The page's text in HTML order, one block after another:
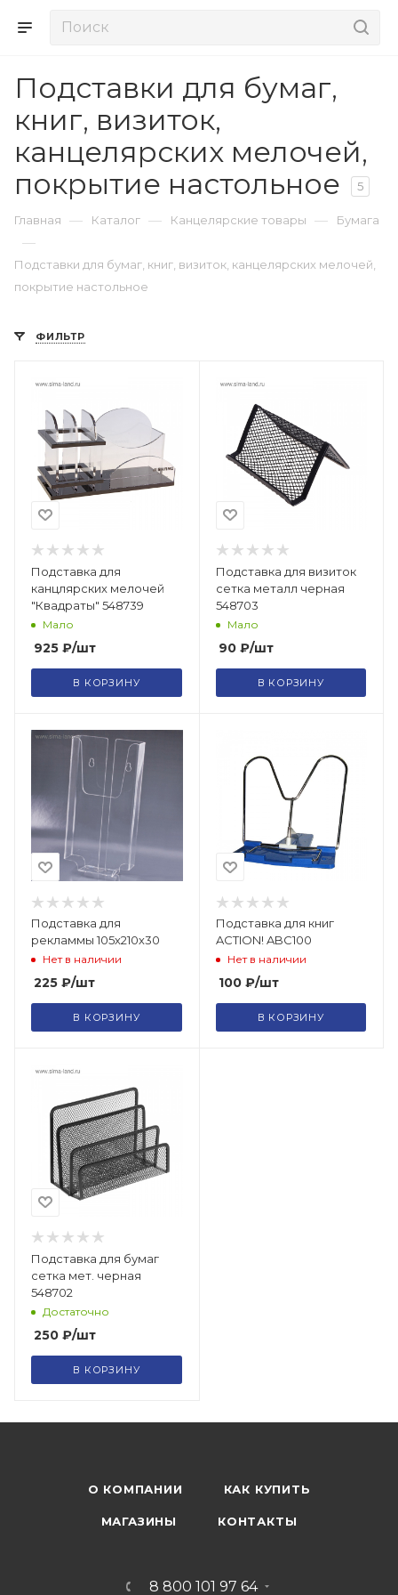
Подставки для бумаг,
книг, визиток,
канцелярских мелочей,
покрытие настольное
5
Главная — Каталог — Канцелярские товары — Бумага
—
Подставки для бумаг, книг, визиток, канцелярских мелочей,
покрытие настольное
ФИЛЬТР
Подставка для
канцлярских мелочей
"Квадраты" 548739
Мало
925 ₽/шт
В КОРЗИНУ
Подставка для визиток
сетка металл черная
548703
Мало
90₽/шт
В КОРЗИНУ
Подставка для
рекламмы 105х210х30
Нет в наличии
225 ₽/шт
В КОРЗИНУ
Подставка для книг
ACTION! ABC100
Нет в наличии
100₽/шт
В КОРЗИНУ
Подставка для бумаг
сетка мет. черная
548702
Достаточно
250 ₽/шт
В КОРЗИНУ
О КОМПАНИИ КАК КУПИТЬ
МАГАЗИНЫ КОНТАКТЫ
8 800 101 97 64